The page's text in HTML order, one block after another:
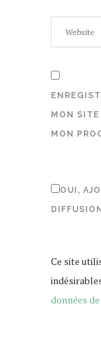
MON SITE
MON
OUI,
Ce site
données